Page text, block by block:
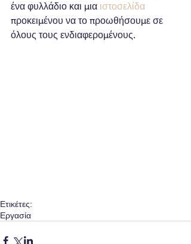
ένα φυλλάδιο και μια ιστοσελίδα
προκειμένου να το προωθήσουμε σε
όλους τους ενδιαφερομένους.
Ετικέτες:
Εργασία